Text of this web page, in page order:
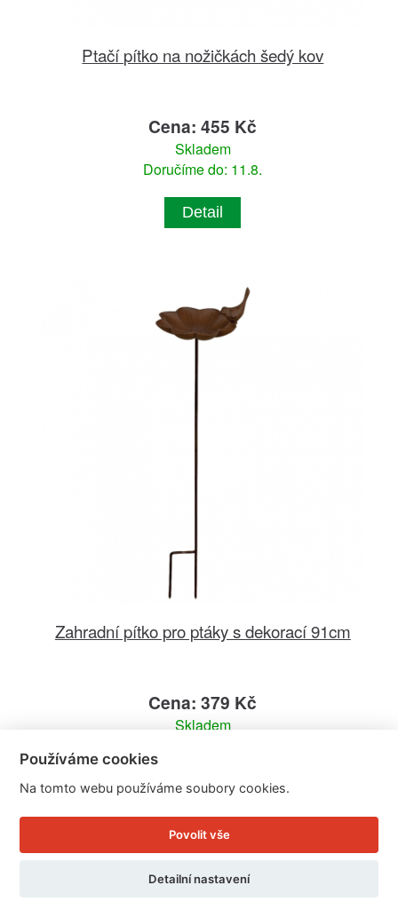
Ptačí pítko na nožičkách šedý kov
Cena: 455 Kč
Skladem
Doručíme do: 11.8.
Detail
Zahradní pítko pro ptáky s dekorací 91cm
Cena: 379 Kč
Skladem
Detail
Používáme cookies
Na tomto webu používáme soubory cookies.
Povolit vše
Detailní nastavení